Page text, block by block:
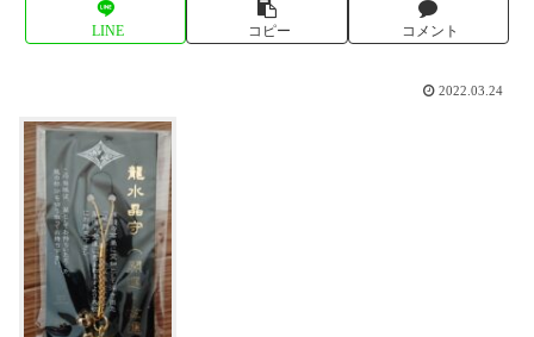
LINE コピー コメント
2022.03.24